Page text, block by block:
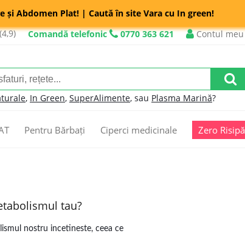
și Abdomen Plat! | Caută în site Vara cu In green!
(4,9)
Comandă telefonic 0770 363 621 Contul meu
, In Green, SuperAlimente, sau Plasma Marină?
Pentru Bărbați Ciperci medicinale Zero Risipă
tau?
nostru incetineste, ceea ce